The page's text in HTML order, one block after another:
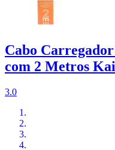
Cabo
com 2 Metros
3.0